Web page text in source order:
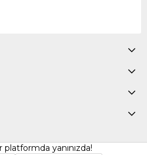
yanınızda!